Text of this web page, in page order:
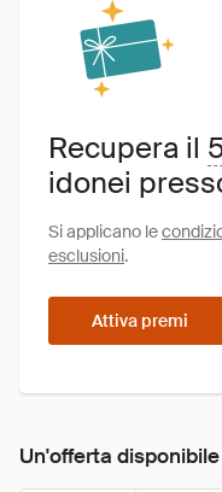
Recupera il
idonei
Si applicano le
esclusioni.
Attiva premi
Un'offerta disponibile